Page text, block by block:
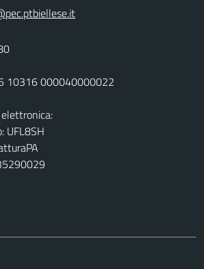
10316 000040000022
UFL8SH